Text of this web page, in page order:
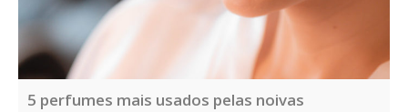
5 perfumes mais usados pelas noivas